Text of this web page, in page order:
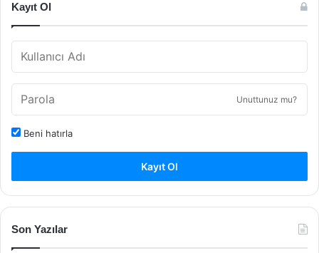
Kayıt Ol
Unuttunuz mu?
Beni hatırla
Kayıt Ol
Son Yazılar